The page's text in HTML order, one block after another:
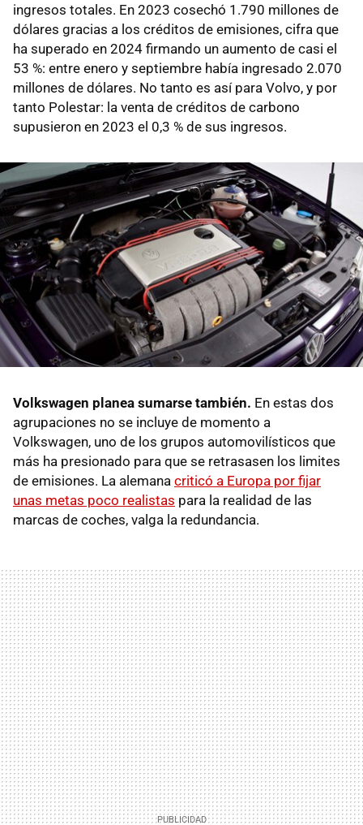
ingresos totales. En 2023 cosechó 1.790 millones de
dólares gracias a los créditos de emisiones, cifra que
ha superado en 2024 firmando un aumento de casi el
53 %: entre enero y septiembre había ingresado 2.070
millones de dólares. No tanto es así para Volvo, y por
tanto Polestar: la venta de créditos de carbono
supusieron en 2023 el 0,3 % de sus ingresos.
Volkswagen planea sumarse también. En estas dos
agrupaciones no se incluye de momento a
Volkswagen, uno de los grupos automovilísticos que
más ha presionado para que se retrasasen los limites
de emisiones. La alemana criticó a Europa por fijar
unas metas poco realistas para la realidad de las
marcas de coches, valga la redundancia.